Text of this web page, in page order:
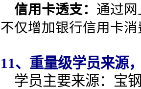
信用卡透支： 通过
不仅增加银行信用卡
11、重量级学员来源
学员主要来源：宝